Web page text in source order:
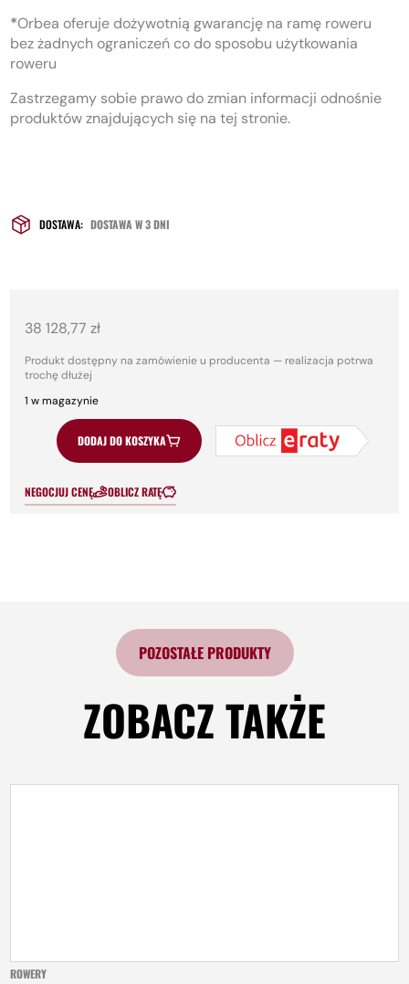
*Orbea oferuje dożywotnią gwarancję na ramę roweru
bez żadnych ograniczeń co do sposobu użytkowania
roweru
Zastrzegamy sobie prawo do zmian informacji odnośnie
produktów znajdujących się na tej stronie.
DOSTAWA: DOSTAWA W 3 DNI
38 128,77zł
Produkt dostępny na zamówienie u producenta — realizacja potrwa
trochę dłużej
1 w magazynie
DODAJ DO KOSZYKA
NEGOCJUJ CENĘ OBLICZ RATĘ
POZOSTAŁE PRODUKTY
ZOBACZ TAKŻE
ROWERY